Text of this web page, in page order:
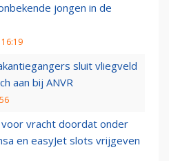
jongen in de
sluit vliegveld
aan bij ANVR
vracht doordat onder
en easyJet slots vrijgeven